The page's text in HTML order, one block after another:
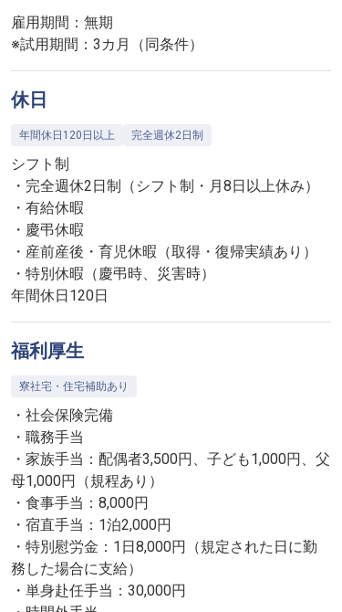
雇用期間：無期
※試用期間：3カ月（同条件）
休日
年間休日120日以上 完全週休2日制
シフト制
・完全週休2日制（シフト制・月8日以上休み）
・有給休暇
・慶弔休暇
・産前産後・育児休暇（取得・復帰実績あり）
・特別休暇（慶弔時、災害時）
年間休日120日
福利厚生
寮社宅・住宅補助あり
・社会保険完備
・職務手当
・家族手当：配偶者3,500円、子ども1,000円、父
母1,000円（規程あり）
・食事手当：8,000円
・宿直手当：1泊2,000円
・特別慰労金：1日8,000円（規定された日に勤
務した場合に支給）
・単身赴任手当：30,000円